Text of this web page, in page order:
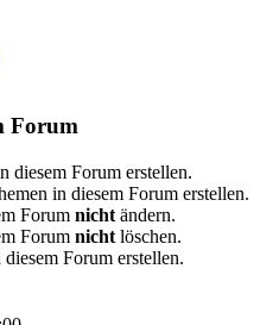
Forum
diesem Forum erstellen.
in diesem Forum erstellen.
Forum nicht ändern.
Forum nicht löschen.
Forum erstellen.